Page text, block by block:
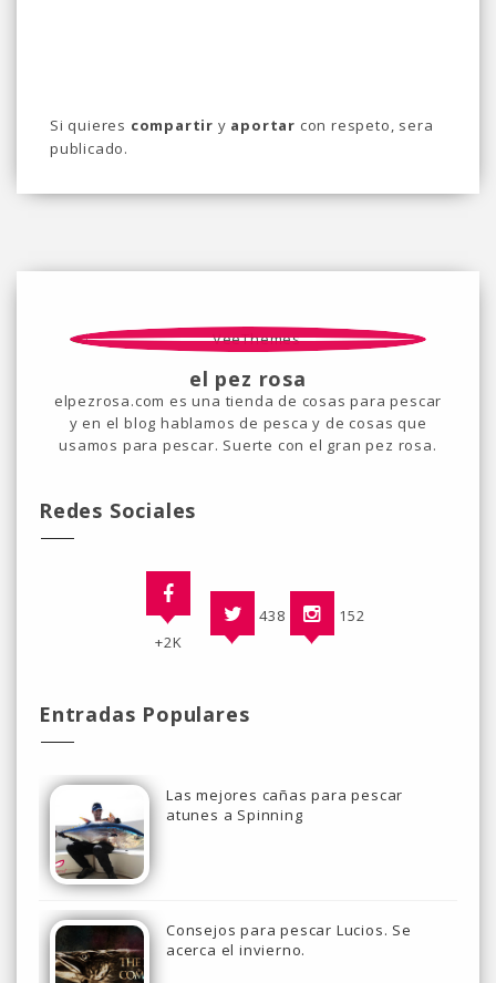
Si quieres compartir y aportar con respeto, sera
publicado.
el pez rosa
elpezrosa.com es una tienda de cosas para pescar
y en el blog hablamos de pesca y de cosas que
usamos para pescar. Suerte con el gran pez rosa.
Redes Sociales
+2K
438 152
Entradas Populares
Las mejores cañas para pescar
atunes a Spinning
Consejos para pescar Lucios. Se
acerca el invierno.